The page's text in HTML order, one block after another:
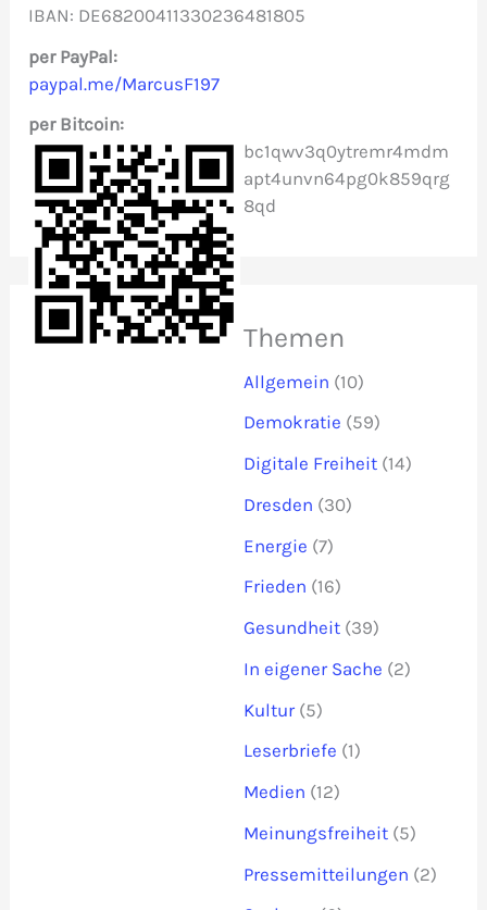
a
c
h
:
IBAN: DE68200411330236481805
per PayPal:
paypal.me/MarcusF197
per Bitcoin:
bc1qwv3q0ytremr4mdm
apt4unvn64pg0k859qrg
8qd
Themen
Allgemein (10)
Demokratie (59)
Digitale Freiheit (14)
Dresden (30)
Energie (7)
Frieden (16)
Gesundheit (39)
In eigener Sache (2)
Kultur (5)
Leserbriefe (1)
Medien (12)
Meinungsfreiheit (5)
Pressemitteilungen (2)